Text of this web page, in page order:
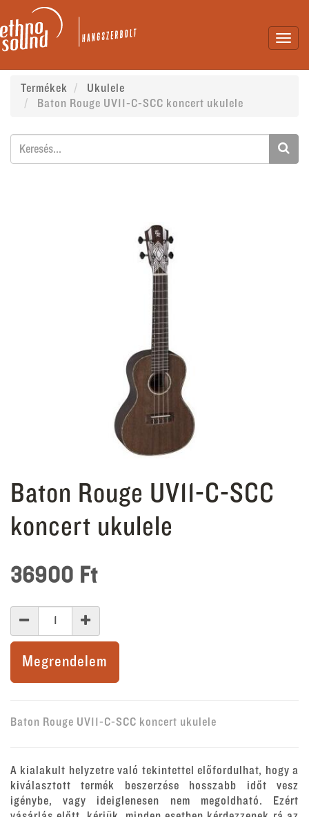
Termékek
Ukulele
Baton Rouge UV11-C-SCC koncert ukulele
Baton Rouge UV11-C-SCC
koncert ukulele
36900 Ft
Megrendelem
Baton Rouge UV11-C-SCC koncert ukulele
A kialakult helyzetre való tekintettel előfordulhat, hogy a
kiválasztott termék beszerzése hosszabb időt vesz
igénybe, vagy ideiglenesen nem megoldható. Ezért